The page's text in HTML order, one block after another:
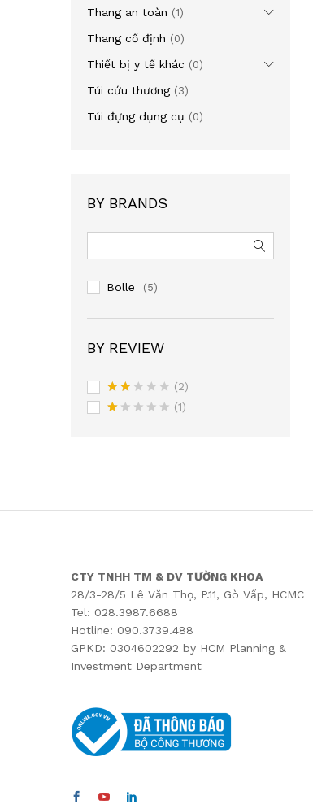
Thang an toàn (1)
Thang cố định (0)
Thiết bị y tế khác (0)
Túi cứu thương (3)
Túi đựng dụng cụ (0)
BY BRANDS
Bolle (5)
BY REVIEW
Rate
(2)
(1)
CTY TNHH TM & DV TƯỜNG KHOA
28/3-28/5 Lê Văn Thọ, P.11, Gò Vấp, HCMC
Tel: 028.3987.6688
Hotline: 090.3739.488
GPKD: 0304602292 by HCM Planning &
Investment Department